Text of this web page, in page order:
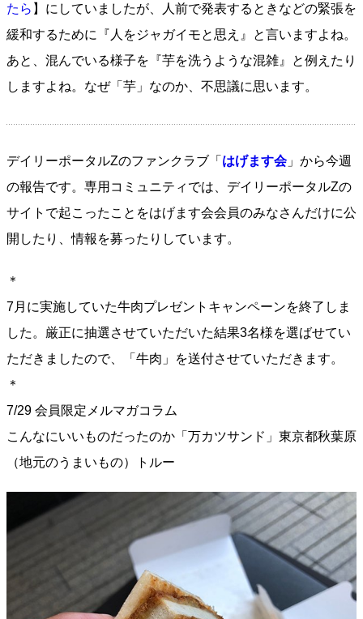
たら 】にしていましたが、人前で発表するときなどの緊張を
緩和するために『人をジャガイモと思え』と言いますよね。
あと、混んでいる様子を『芋を洗うような混雑』と例えたり
しますよね。なぜ「芋」なのか、不思議に思います。
デイリーポータルZのファンクラブ「 はげます会」から今週
の報告です。専用コミュニティでは、デイリーポータルZの
サイトで起こったことをはげます会会員のみなさんだけに公
開したり、情報を募ったりしています。
＊
7月に実施していた牛肉プレゼントキャンペーンを終了しま
した。厳正に抽選させていただいた結果3名様を選ばせてい
ただきましたので、「牛肉」を送付させていただきます。
＊
7/29 会員限定メルマガコラム
こんなにいいものだったのか「万カツサンド」東京都秋葉原
（地元のうまいもの）トルー